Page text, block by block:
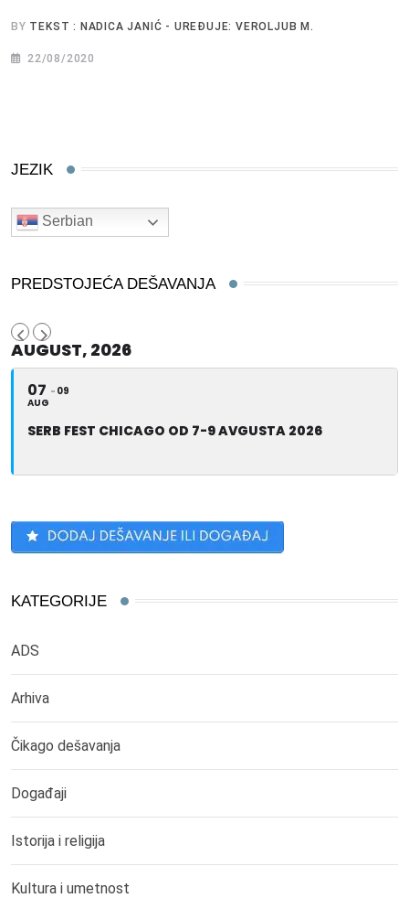
BY TEKST : NADICA JANIĆ - UREĐUJE: VEROLJUB M.
22/08/2020
JEZIK
Serbian
PREDSTOJEĆA DEŠAVANJA
AUGUST, 2026
07
AUG
09
SERB FEST CHICAGO OD 7-9 AVGUSTA 2026
KATEGORIJE
ADS
Arhiva
Čikago dešavanja
Događaji
Istorija i religija
Kultura i umetnost